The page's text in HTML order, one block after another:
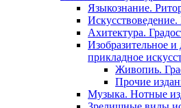
Языкознание.
Искусствоведение.
Ахитектура.
Изобразительное и
прикладное
Живопиь.
Прочие
Музыка. Нотные